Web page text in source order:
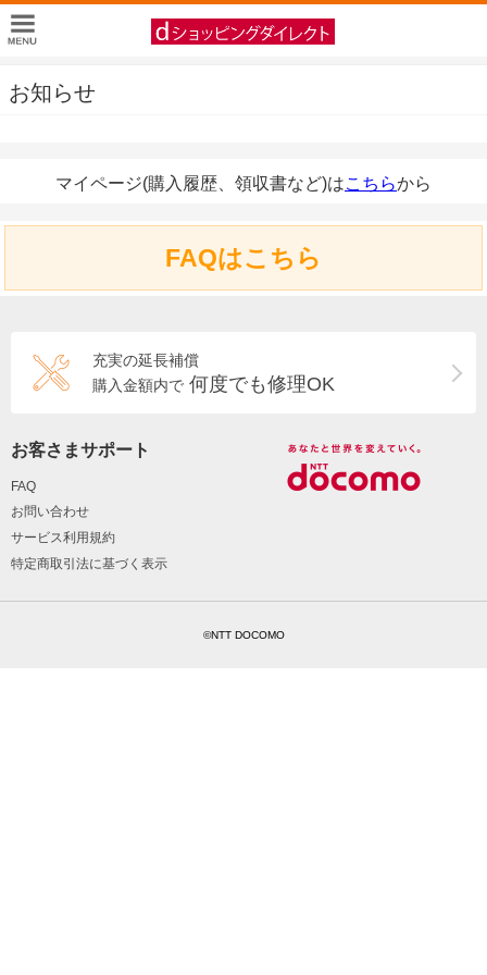
お知らせ
マイページ(購入履歴、領収書など)はこちらから
FAQはこちら
充実の延長補償
購入金額内で 何度でも修理OK
お客さまサポート
FAQ
お問い合わせ
サービス利用規約
特定商取引法に基づく表示
©NTT DOCOMO